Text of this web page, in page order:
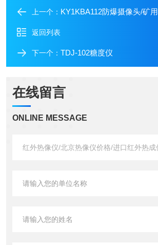
上一个： KY1KBA112防爆摄像头/矿用防爆摄
返回列表
下一个： TDJ-102糖度仪
在线留言
ONLINE MESSAGE